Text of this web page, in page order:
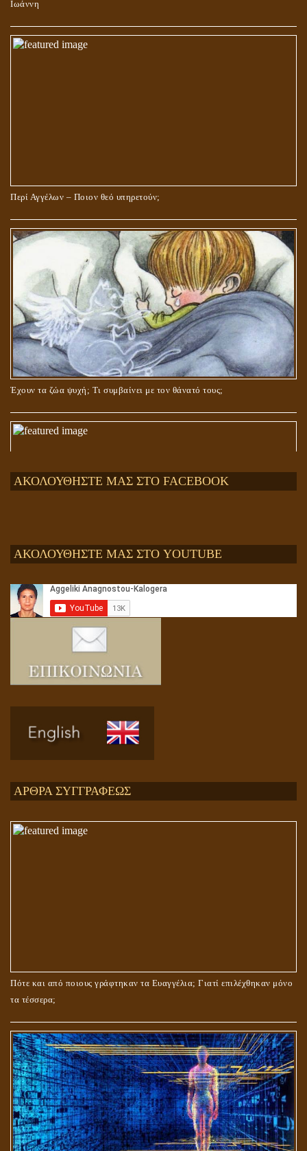
ΑΡΘΡΑ ΣΥΓΓΡΑΦΕΩΣ
Πότε και από ποιους γράφτηκαν τα Ευαγγέλια; Γιατί επιλέχθηκαν μόνο
τα τέσσερα;
Ιωάννη
Περί Αγγέλων – Ποιον θεό υπηρετούν;
Έχουν τα ζώα ψυχή; Τι συμβαίνει με τον θάνατό τους;
Αληθής και επίπλαστη πνευματικότητα
ΤΟ ΣΗΜΕΙΟ ΤΟΥ ΣΤΑΥΡΟΥ
ΑΚΟΛΟΥΘΗΣΤΕ ΜΑΣ ΣΤΟ FACEBOOK
ΑΚΟΛΟΥΘΗΣΤΕ ΜΑΣ ΣΤΟ YOUTUBE